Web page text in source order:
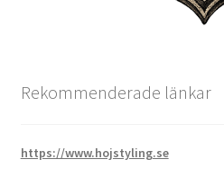
Rekommenderade länkar
https://www.hojstyling.se